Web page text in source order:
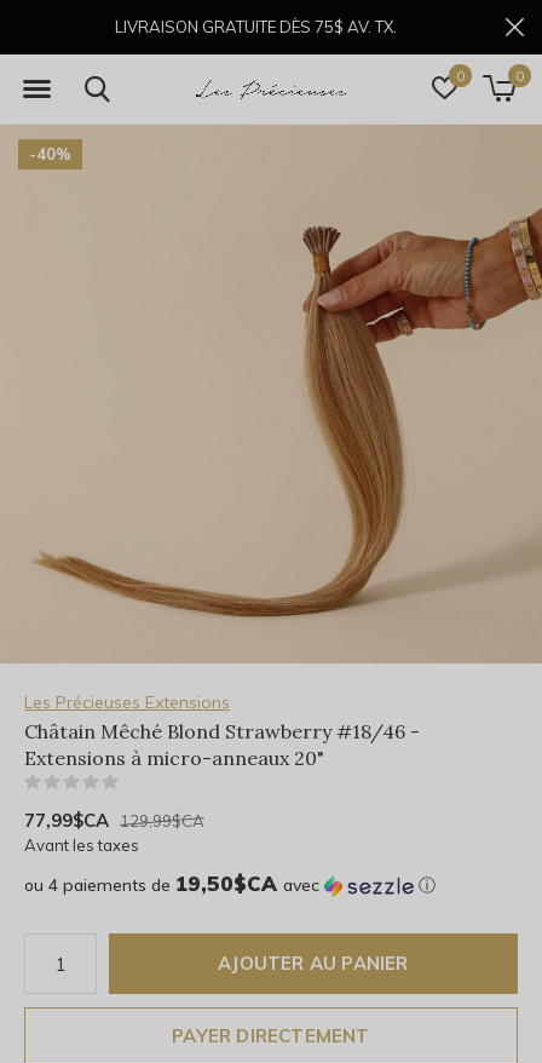
0 0
LIVRAISON GRATUITE DÈS 75$ AV. TX.
-40%
Les Précieuses Extensions
Châtain Mêché Blond Strawberry #18/46 -
Extensions à micro-anneaux 20"
77,99$CA 129,99$CA
Avant les taxes
ou 4 paiements de 19,50$CA avec ⓘ
AJOUTER AU PANIER
PAYER DIRECTEMENT